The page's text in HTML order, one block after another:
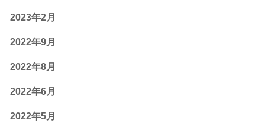
2023年2月
2022年9月
2022年8月
2022年6月
2022年5月